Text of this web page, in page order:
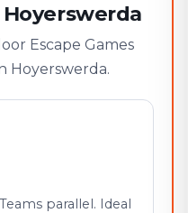
Escape Games
Hoyerswerda.
parallel. Ideal